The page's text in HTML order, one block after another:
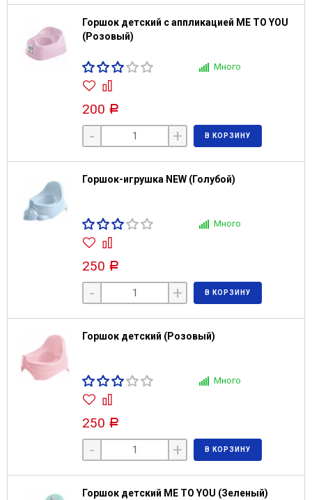
Горшок детский с аппликацией ME TO YOU
(Розовый)
Много
200 Р
- + В КОРЗИНУ
Горшок-игрушка NEW (Голубой)
Много
250 Р
- + В КОРЗИНУ
Горшок детский (Розовый)
Много
250 Р
- + В КОРЗИНУ
Горшок детский ME TO YOU (Зеленый)